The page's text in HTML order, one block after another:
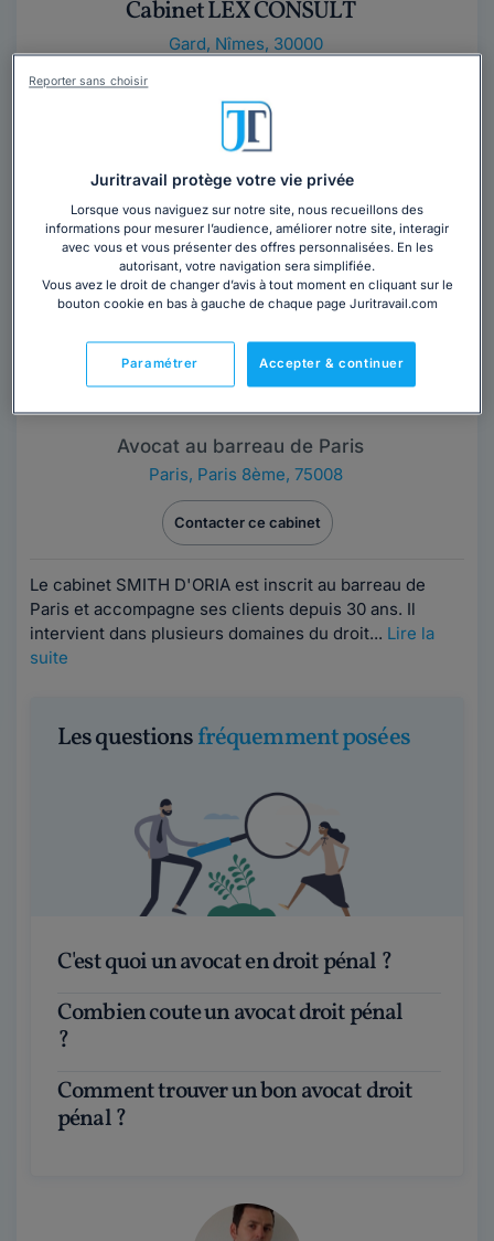
Cabinet LEX CONSULT
Gard, Nîmes, 30000
LEX CONSULT est un Cabinet généraliste avec
plusieurs associés qui interviennent fréquemment en
matière sociale (spécialité de l'un des...Lire la suite
Cabinet SMITH D'ORIA
Avocat au barreau de Paris
Paris, Paris 8ème, 75008
Contacter ce cabinet
Le cabinet SMITH D'ORIA est inscrit au barreau de
Paris et accompagne ses clients depuis 30 ans. Il
intervient dans plusieurs domaines du droit... Lire la
suite
Les questionsfréquemment posées
C'est quoi un avocat en droit pénal ?
Combien coute un avocat droit pénal
?
Comment trouver un bon avocat droit
pénal ?
Juritravail protège votre vie privée
Lorsque vous naviguez sur notre site, nous recueillons des
informations pour mesurer l’audience, améliorer notre site, interagir
avec vous et vous présenter des offres personnalisées. En les
autorisant, votre navigation sera simplifiée.
Vous avez le droit de changer d’avis à tout moment en cliquant sur le
bouton cookie en bas à gauche de chaque page Juritravail.com
Accepter & continuer
Paramétrer
Reporter sans choisir